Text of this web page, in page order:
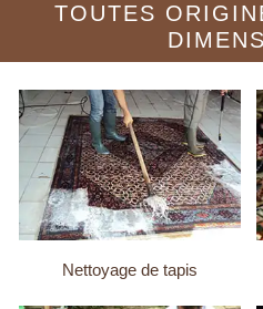
TOUTES
Nettoyage de tapis